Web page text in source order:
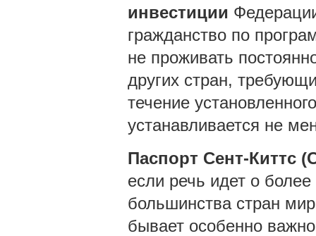
инвестиции
гражданство по
не проживать
других стран,
течение
устанавливается не
Паспорт Сент-Киттс
если речь идет о
большинства стран
бывает особенно